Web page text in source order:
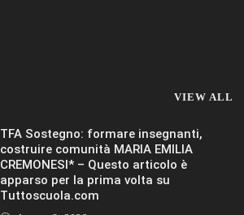
VIEW ALL
TFA Sostegno: formare insegnanti,
costruire comunità MARIA EMILIA
CREMONESI* – Questo articolo è
apparso per la prima volta su
Tuttoscuola.com